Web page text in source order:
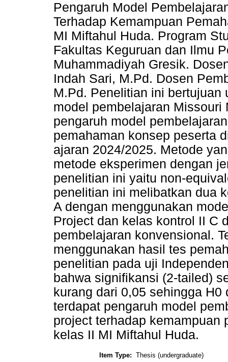
Pengaruh Model
Terhadap Kemampuan
MI Miftahul Huda. Program
Fakultas Keguruan dan Ilmu
Muhammadiyah Gresik.
Indah Sari, M.Pd. Dosen
M.Pd. Penelitian ini
model pembelajaran
pengaruh model
pemahaman konsep peserta
ajaran 2024/2025. Metode
metode eksperimen dengan
penelitian ini yaitu non-
penelitian ini melibatkan dua
A dengan menggunakan
Project dan kelas kontrol II C
pembelajaran konvensional.
menggunakan hasil tes
penelitian pada uji
bahwa signifikansi (2-tailed)
kurang dari 0,05 sehingga
terdapat pengaruh model
project terhadap kemampuan
kelas II MI Miftahul Huda.
Item Type: Thesis (undergraduate)